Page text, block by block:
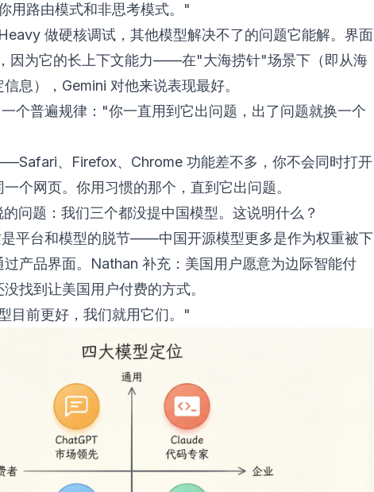
用路由模式和非思考模式。"
做硬核调试，其他模型解决不了的问题它能解。界面
因为它的长上下文能力——在"大海捞针"场景下（即从海
息），Gemini 对他来说表现最好。
个普遍规律："你一直用到它出问题，出了问题就换一个
、Firefox、Chrome 功能差不多，你不会同时打开
个网页。你用习惯的那个，直到它出问题。
问题：我们三个都没提中国模型。这说明什么？
平台和模型的脱节——中国开源模型更多是作为权重被下
产品界面。Nathan 补充：美国用户愿意为边际智能付
找到让美国用户付费的方式。
目前更好，我们就用它们。"